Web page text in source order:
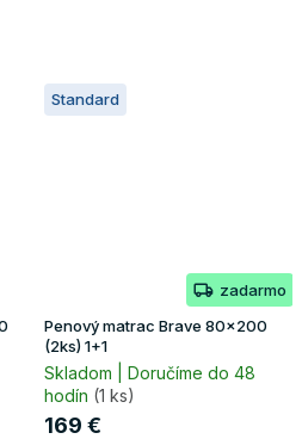
Standard
zadarmo
Penový matrac Brave 80x200
(2ks) 1+1
Skladom | Doručíme do 48
hodín (1 ks)
169 €